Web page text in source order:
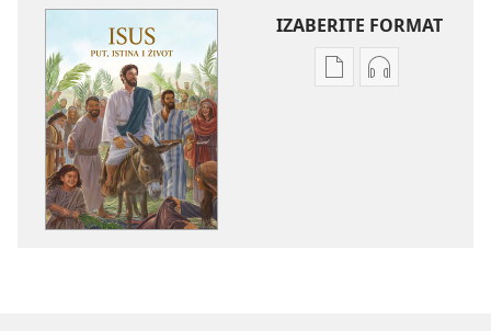
IZABERITE FORMAT
PostavkePostavke